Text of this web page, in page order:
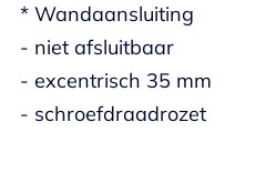
* Wandaansluiting
- niet afsluitbaar
- excentrisch 35 mm
- schroefdraadrozet